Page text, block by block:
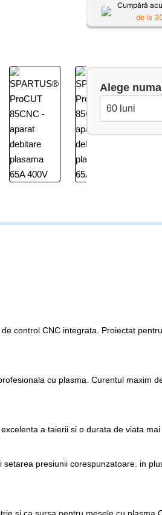
Cumpără
de la
Alege
control CNC integrata. Proiectat
cu plasma. Curentul maxim
a taierii si o durata de viata mai
presiunii corespunzatoare. in